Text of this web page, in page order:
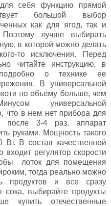
себя функцию прямой
большой выбор
как для ягод, так и
лучше выбирать
в которой можно делать
то исключения. Перед
читайте инструкцию, в
о технике ее
В универсальной
по объему больше, чем
универсальной
что в нем нет прибора для
после 3-4 раз, аппарат
руками. Мощность такого
Вт. В состав качественной
регулятор скорости
лоток для помещения
тогда реально можно
продуктов и все сразу
сока, выбирайте продукты
купить отечественные